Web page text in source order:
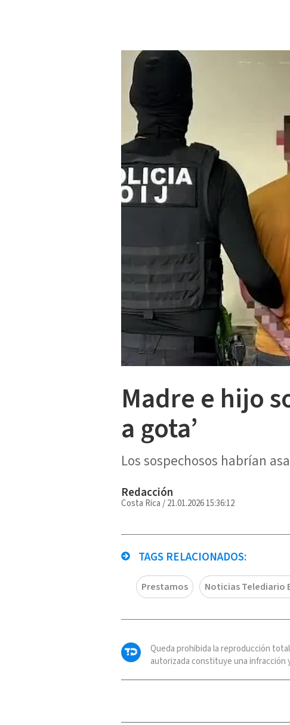
Madre e hijo
a gota’
Los sospechosos habrían
Redacción
Costa Rica /21.01.2026 15:36:12
TAGS RELACIONADOS:
Prestamos Noticias Telediario
Queda prohibida la reproducción
autorizada constituye una infracción